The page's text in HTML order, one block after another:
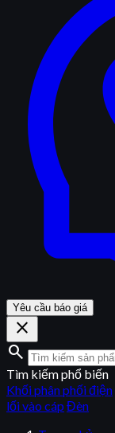
Yêu cầu báo giá
close
search
Tìm kiếm phổ biến
Khối phân phối điện
lối vào cáp Đèn